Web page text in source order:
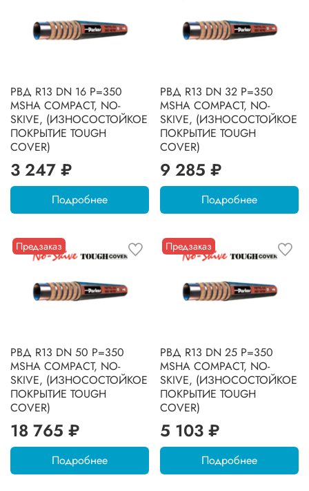
РВД R13 DN 16 P=350
MSHA COMPACT, NO-
SKIVE, (ИЗНОСОСТОЙКОЕ
ПОКРЫТИЕ TOUGH
COVER)
3 247 ₽
Подробнее
РВД R13 DN 32 P=350
MSHA COMPACT, NO-
SKIVE, (ИЗНОСОСТОЙКОЕ
ПОКРЫТИЕ TOUGH
COVER)
9 285 ₽
Подробнее
Предзаказ
РВД R13 DN 50 P=350
MSHA COMPACT, NO-
SKIVE, (ИЗНОСОСТОЙКОЕ
ПОКРЫТИЕ TOUGH
COVER)
18 765 ₽
Подробнее
Предзаказ
РВД R13 DN 25 P=350
MSHA COMPACT, NO-
SKIVE, (ИЗНОСОСТОЙКОЕ
ПОКРЫТИЕ TOUGH
COVER)
5 103 ₽
Подробнее